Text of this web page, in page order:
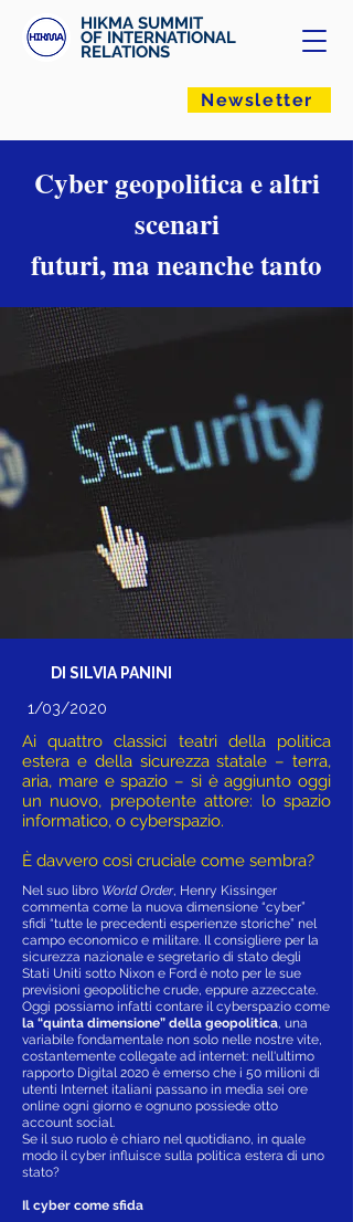
HIKMA SUMMIT
OF INTERNATIONAL
RELATIONS
Newsletter
Cyber geopolitica e altri
scenari
futuri, ma neanche tanto
DI SILVIA PANINI
1/03/2020
Ai quattro classici teatri della politica
estera e della sicurezza statale – terra,
aria, mare e spazio – si è aggiunto oggi
un nuovo, prepotente attore: lo spazio
informatico, o cyberspazio.
È davvero così cruciale come sembra?
Nel suo libro World Order, Henry Kissinger
commenta come la nuova dimensione “cyber”
sfidi “tutte le precedenti esperienze storiche” nel
campo economico e militare. Il consigliere per la
sicurezza nazionale e segretario di stato degli
Stati Uniti sotto Nixon e Ford è noto per le sue
previsioni geopolitiche crude, eppure azzeccate.
Oggi possiamo infatti contare il cyberspazio come
la “quinta dimensione” della geopolitica, una
variabile fondamentale non solo nelle nostre vite,
costantemente collegate ad internet: nell'ultimo
rapporto Digital 2020 è emerso che i 50 milioni di
utenti Internet italiani passano in media sei ore
online ogni giorno e ognuno possiede otto
account social.
Se il suo ruolo è chiaro nel quotidiano, in quale
modo il cyber influisce sulla politica estera di uno
stato?
Il cyber come sfida